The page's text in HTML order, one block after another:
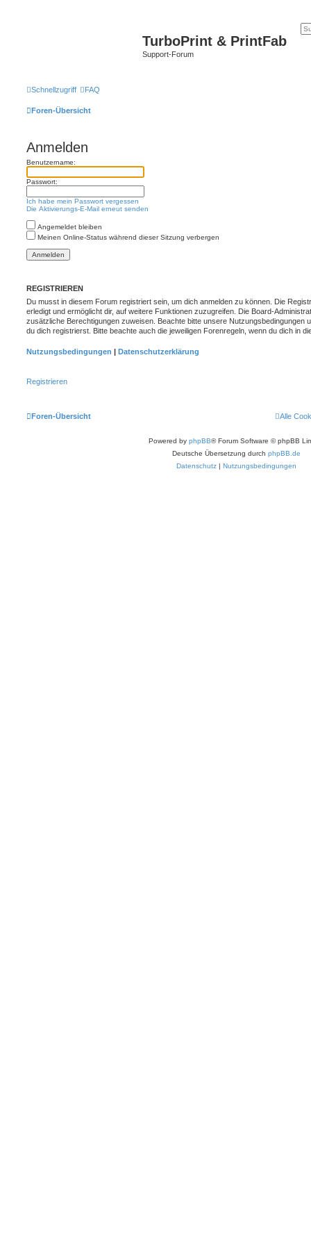
TurboPrint & PrintFab
Support-Forum
Schnellzugriff FAQ
Foren-Übersicht
Anmelden
Benutzername:
Passwort:
Ich habe mein Passwort vergessen
Die Aktivierungs-E-Mail erneut senden
Angemeldet bleiben
Meinen Online-Status während dieser Sitzung verbergen
REGISTRIEREN
Du musst in diesem Forum registriert sein, um dich anmelden zu können. Die
erledigt und ermöglicht dir, auf weitere Funktionen zuzugreifen. Die Board-
zusätzliche Berechtigungen zuweisen. Beachte bitte unsere Nutzungsbedingungen
du dich registrierst. Bitte beachte auch die jeweiligen Forenregeln, wenn du dich in
Nutzungsbedingungen | Datenschutzerklärung
Registrieren
Foren-Übersicht Alle
Powered by phpBB® Forum Software © phpBB
Deutsche Übersetzung durch phpBB.de
Datenschutz | Nutzungsbedingungen